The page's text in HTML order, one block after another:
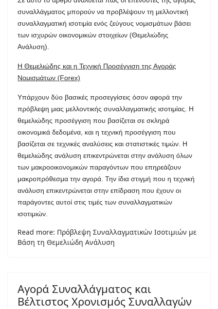
συναλλάγματος μπορούν να προβλέψουν τη μελλοντική
συναλλαγματική ισοτιμία ενός ζεύγους νομισμάτων βάσει
των ισχυρών οικονομικών στοιχείων (Θεμελιώδης
Ανάλυση).
Η Θεμελιώδης και η Τεχνική Προσέγγιση της Αγοράς
Νομισμάτων (Forex)
Υπάρχουν δύο βασικές προσεγγίσεις όσον αφορά την
πρόβλεψη μιας μελλοντικής συναλλαγματικής ισοτιμίας. Η
θεμελιώδης προσέγγιση που βασίζεται σε σκληρά
οικονομικά δεδομένα, και η τεχνική προσέγγιση που
βασίζεται σε τεχνικές αναλύσεις και στατιστικές τιμών. Η
θεμελιώδης ανάλυση επικεντρώνεται στην ανάλυση όλων
των μακροοικονομικών παραγόντων που επηρεάζουν
μακροπρόθεσμα την αγορά. Την ίδια στιγμή που η τεχνική
ανάλυση επικεντρώνεται στην επίδραση που έχουν οι
παράγοντες αυτοί στις τιμές των συναλλαγματικών
ισοτιμιών.
Read more: Πρόβλεψη Συναλλαγματικών Ισοτιμιών με
Βάση τη Θεμελιώδη Ανάλυση
Αγορά Συναλλάγματος και
Βέλτιστος Χρονισμός Συναλλαγών